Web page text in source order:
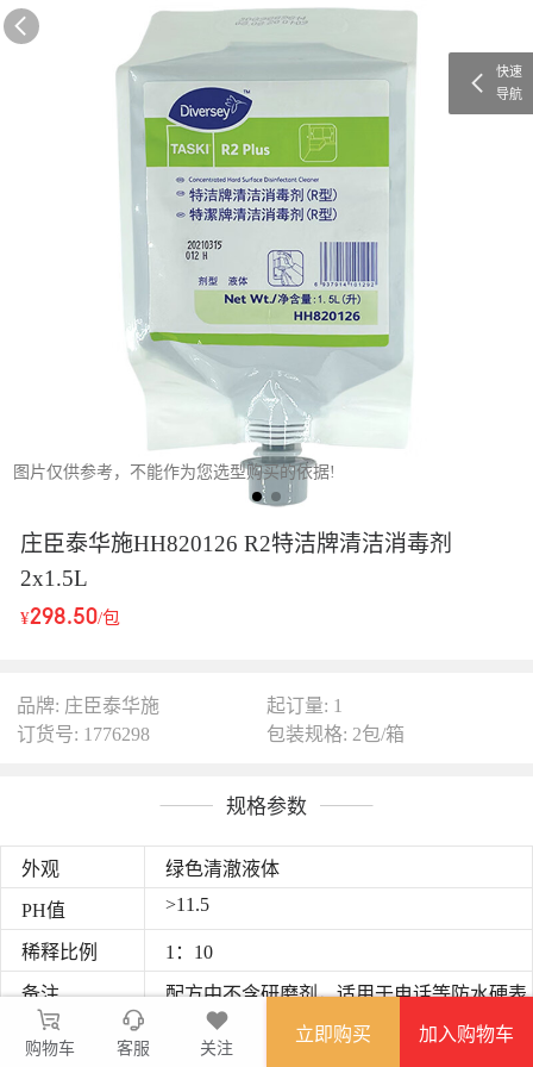
图片仅供参考，不能作为您选型购买的依据!
庄臣泰华施HH820126 R2特洁牌清洁消毒剂
2x1.5L
¥298.50/包
品牌: 庄臣泰华施
起订量: 1
订货号: 1776298
包装规格: 2包/箱
规格参数
外观 绿色清澈液体
PH值 >11.5
稀释比例 1：10
备注
配方中不含研磨剂，适用于电话等防水硬表
面的清洁
功能
快速去除油脂和不溶于水的污垢
购物车 客服 关注
立即购买 加入购物车
快速
导航